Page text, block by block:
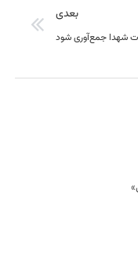
بعدی
شهدا جمع‌آوری شود